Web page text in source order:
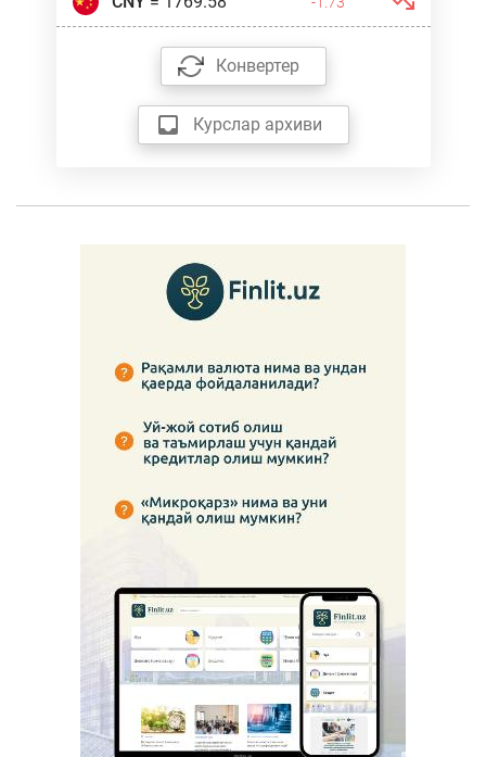
"Инфляция калькулятори" ишга туширилди
03.03.2025
“Банклардаги омонатларни ҳимоя қилиш
“Банклардаги омонатларни ҳимоя қилиш
кафолатлари тўғрисида”ги Қонун билан
нималар ўзгармоқда?
“Банклардаги омонатларни ҳимоя қилиш
моҳияти юзасидан брифинг
Уй-жой қурилиши соҳасини ривожлантириш,
турар ва нотурар жой объектларини улуш
мавзусига бағишланган брифинг
Марказий банкнинг асосий ставкаси
ҳаётимизга қандай таъсир қилади?
11.02.2025
Ватан ҳимояси – юртга садоқат ва мардлик
Конвертер
Курслар архиви